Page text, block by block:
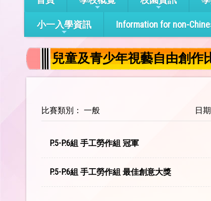
小一入學資訊 Information for non-
兒童及青少年視藝自由創作
比賽類別： 一般 日
P.5-P.6組 手工勞作組 冠軍
P.5-P.6組 手工勞作組 最佳創意大獎